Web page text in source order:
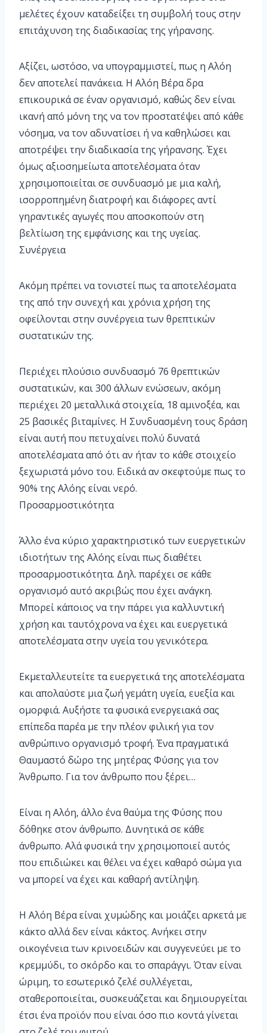
μελέτες έχουν καταδείξει τη συμβολή τους στην
επιτάχυνση της διαδικασίας της γήρανσης.
Αξίζει, ωστόσο, να υπογραμμιστεί, πως η Αλόη
δεν αποτελεί πανάκεια. Η Αλόη Βέρα δρα
επικουρικά σε έναν οργανισμό, καθώς δεν είναι
ικανή από μόνη της να τον προστατέψει από κάθε
νόσημα, να τον αδυνατίσει ή να καθηλώσει και
αποτρέψει την διαδικασία της γήρανσης. Έχει
όμως αξιοσημείωτα αποτελέσματα όταν
χρησιμοποιείται σε συνδυασμό με μια καλή,
ισορροπημένη διατροφή και διάφορες αντί
γηραντικές αγωγές που αποσκοπούν στη
βελτίωση της εμφάνισης και της υγείας.
Συνέργεια
Ακόμη πρέπει να τονιστεί πως τα αποτελέσματα
της από την συνεχή και χρόνια χρήση της
οφείλονται στην συνέργεια των θρεπτικών
συστατικών της.
Περιέχει πλούσιο συνδυασμό 76 θρεπτικών
συστατικών, και 300 άλλων ενώσεων, ακόμη
περιέχει 20 μεταλλικά στοιχεία, 18 αμινοξέα, και
25 βασικές βιταμίνες. Η Συνδυασμένη τους δράση
είναι αυτή που πετυχαίνει πολύ δυνατά
αποτελέσματα από ότι αν ήταν το κάθε στοιχείο
ξεχωριστά μόνο του. Ειδικά αν σκεφτούμε πως το
90% της Αλόης είναι νερό.
Προσαρμοστικότητα
Άλλο ένα κύριο χαρακτηριστικό των ευεργετικών
ιδιοτήτων της Αλόης είναι πως διαθέτει
προσαρμοστικότητα. Δηλ. παρέχει σε κάθε
οργανισμό αυτό ακριβώς που έχει ανάγκη.
Μπορεί κάποιος να την πάρει για καλλυντική
χρήση και ταυτόχρονα να έχει και ευεργετικά
αποτελέσματα στην υγεία του γενικότερα.
Εκμεταλλευτείτε τα ευεργετικά της αποτελέσματα
και απολαύστε μια ζωή γεμάτη υγεία, ευεξία και
ομορφιά. Αυξήστε τα φυσικά ενεργειακά σας
επίπεδα παρέα με την πλέον φιλική για τον
ανθρώπινο οργανισμό τροφή. Ένα πραγματικά
Θαυμαστό δώρο της μητέρας Φύσης για τον
Άνθρωπο. Για τον άνθρωπο που ξέρει…
Είναι η Αλόη, άλλο ένα θαύμα της Φύσης που
δόθηκε στον άνθρωπο. Δυνητικά σε κάθε
άνθρωπο. Αλά φυσικά την χρησιμοποιεί αυτός
που επιδιώκει και θέλει να έχει καθαρό σώμα για
να μπορεί να έχει και καθαρή αντίληψη.
Η Αλόη Βέρα είναι χυμώδης και μοιάζει αρκετά με
κάκτο αλλά δεν είναι κάκτος. Ανήκει στην
οικογένεια των κρινοειδών και συγγενεύει με το
κρεμμύδι, το σκόρδο και το σπαράγγι. Όταν είναι
ώριμη, το εσωτερικό ζελέ συλλέγεται,
σταθεροποιείται, συσκευάζεται και δημιουργείται
έτσι ένα προϊόν που είναι όσο πιο κοντά γίνεται